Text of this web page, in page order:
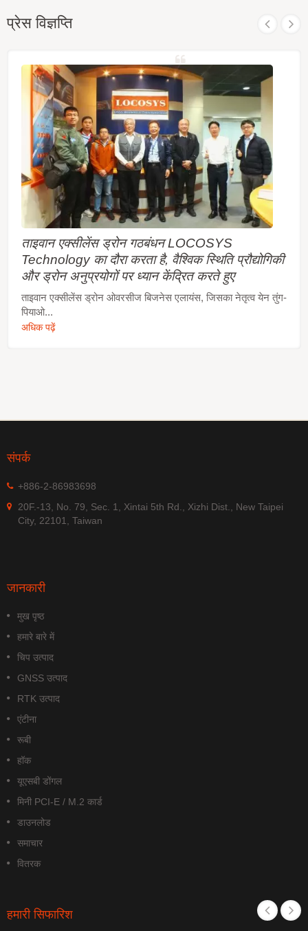
प्रेस विज्ञप्ति
ताइवान एक्सीलेंस ड्रोन गठबंधन LOCOSYS
Technology का दौरा करता है, वैश्विक स्थिति प्रौद्योगिकी
और ड्रोन अनुप्रयोगों पर ध्यान केंद्रित करते हुए
ताइवान एक्सीलेंस ड्रोन ओवरसीज बिजनेस एलायंस, जिसका नेतृत्व येन तुंग-
पियाओ...
अधिक पढ़ें
संपर्क
+886-2-86983698
20F.-13, No. 79, Sec. 1, Xintai 5th Rd., Xizhi Dist., New Taipei
City, 22101, Taiwan
जानकारी
मुख पृष्ठ
हमारे बारे में
चिप उत्पाद
GNSS उत्पाद
RTK उत्पाद
एंटीना
रूबी
हॉक
यूएसबी डोंगल
मिनी PCI-E / M.2 कार्ड
डाउनलोड
समाचार
वितरक
हमारी सिफारिश